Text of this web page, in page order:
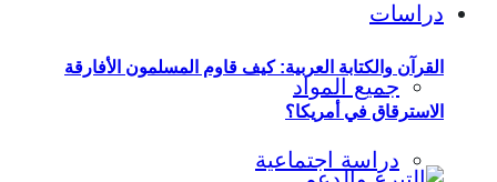
دراسات
جميع المواد
دراسة اجتماعية
القرآن والكتابة العربية: كيف قاوم المسلمون الأفارقة
الاسترقاق في أمريكا؟